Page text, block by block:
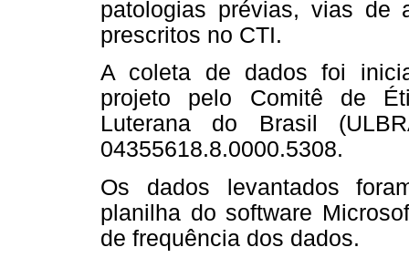
patologias prévias, vias de
prescritos no CTI.
A coleta de dados foi
projeto pelo Comitê de
Luterana do Brasil
04355618.8.0000.5308.
Os dados levantados
planilha do software
de frequência dos dados.